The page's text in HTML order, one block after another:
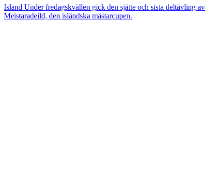
Island Under fredagskvällen gick den sjätte och sista deltävling av
Meistaradeild, den isländska mästarcupen.